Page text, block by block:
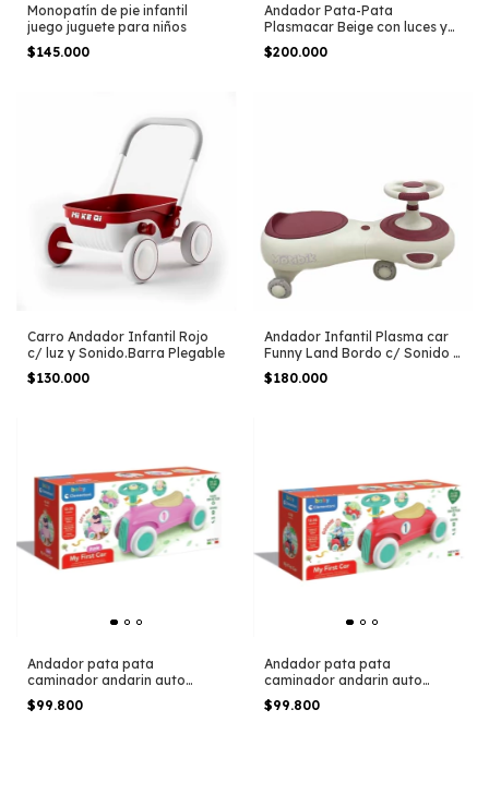
Monopatín de pie infantil
juego juguete para niños
$145.000
Andador Pata-Pata
Plasmacar Beige con luces y
Sonido
$200.000
Carro Andador Infantil Rojo
c/ luz y Sonido.Barra Plegable
$130.000
Andador Infantil Plasma car
Funny Land Bordo c/ Sonido y
Luz
$180.000
Andador pata pata
caminador andarin auto
clementoni nena
$99.800
Andador pata pata
caminador andarin auto
clementoni
$99.800